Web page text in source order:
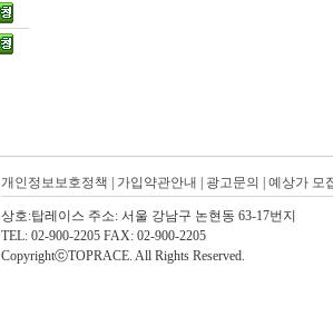
개인정보보호정책 가입약관안내 광고문의 예상가 모
상호:탑레이스 주소: 서울 강남구 논현동 63-17번지
TEL: 02-900-2205 FAX: 02-900-2205
CopyrightⓒTOPRACE. All Rights Reserved.